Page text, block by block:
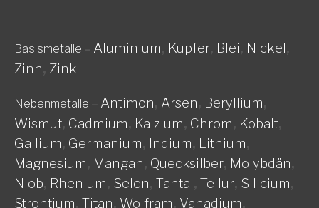
Basismetalle – Aluminium, Kupfer, Blei, Nickel,
Zinn, Zink
Nebenmetalle – Antimon, Arsen, Beryllium,
Wismut, Cadmium, Kalzium, Chrom, Kobalt,
Gallium, Germanium, Indium, Lithium,
Magnesium, Mangan, Quecksilber, Molybdän,
Niob, Rhenium, Selen, Tantal, Tellur, Silicium,
Strontium, Titan, Wolfram, Vanadium,